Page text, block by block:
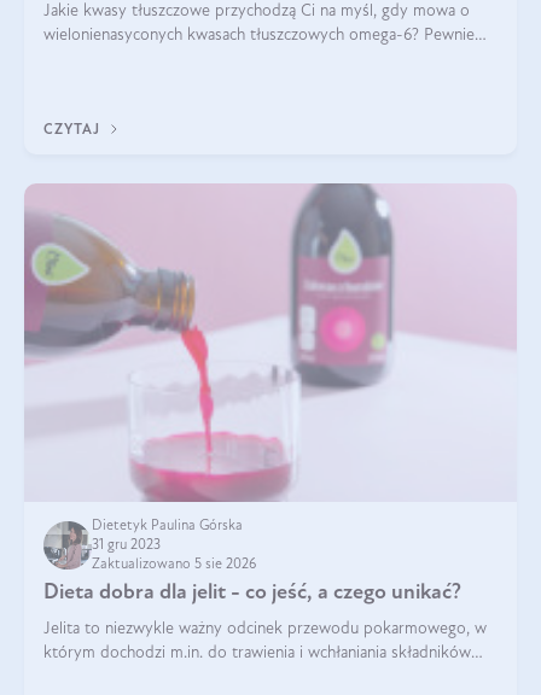
Jakie kwasy tłuszczowe przychodzą Ci na myśl, gdy mowa o
wielonienasyconych kwasach tłuszczowych omega-6? Pewnie
CZYTAJ
Dietetyk Paulina Górska
31 gru 2023
Zaktualizowano 5 sie 2026
Dieta dobra dla jelit - co jeść, a czego unikać?
Jelita to niezwykle ważny odcinek przewodu pokarmowego, w
którym dochodzi m.in. do trawienia i wchłaniania składników